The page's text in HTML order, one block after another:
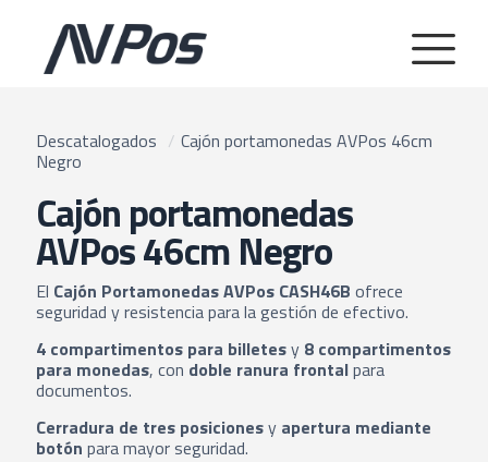
Descatalogados / Cajón portamonedas AVPos 46cm
Negro
Cajón portamonedas
AVPos 46cm Negro
El Cajón Portamonedas AVPos CASH46B ofrece
seguridad y resistencia para la gestión de efectivo.
4 compartimentos para billetesy 8 compartimentos
para monedas, con doble ranura frontalpara
documentos.
Cerradura de tres posicionesy apertura mediante
botón para mayor seguridad.